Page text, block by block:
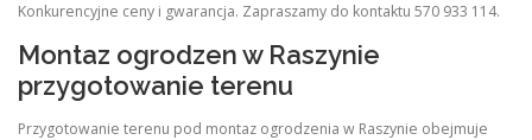
Konkurencyjne ceny i gwarancja. Zapraszamy do kontaktu 570 933 114.
Montaz ogrodzen w Raszynie
przygotowanie terenu
Przygotowanie terenu pod montaz ogrodzenia w Raszynie obejmuje